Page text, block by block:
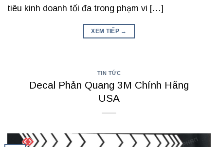
tiêu kinh doanh tối đa trong phạm vi […]
XEM TIẾP →
TIN TỨC
Decal Phản Quang 3M Chính Hãng
USA